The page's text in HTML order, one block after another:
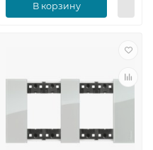
В корзину